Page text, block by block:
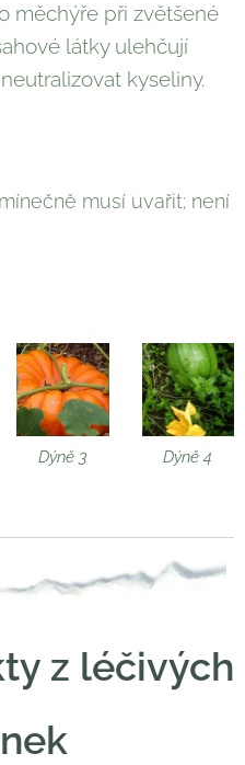
měchýře při zvětšené
látky ulehčují
kyseliny.
musí uvařit; není
Dýně 3 Dýně 4
z léčivých